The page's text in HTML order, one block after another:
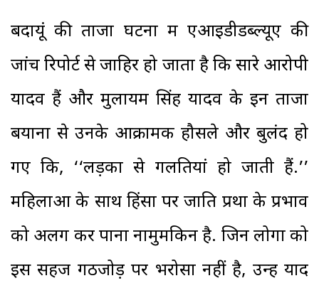
बदायूं की ताजा घटना में एआइडीडब्ल्यूए की
जांच रिपोर्ट से जाहिर हो जाता है कि सारे आरोपी
यादव हैं और मुलायम सिंह यादव के इन ताजा
बयानों से उनके आक्रामक हौसले और बुलंद हो
गए कि, ‘‘लड़कों से गलतियां हो जाती हैं.’’
महिलाओं के साथ हिंसा पर जाति प्रथा के प्रभाव
को अलग कर पाना नामुमकिन है. जिन लोगों को
इस सहज गठजोड़ पर भरोसा नहीं है, उन्हें याद